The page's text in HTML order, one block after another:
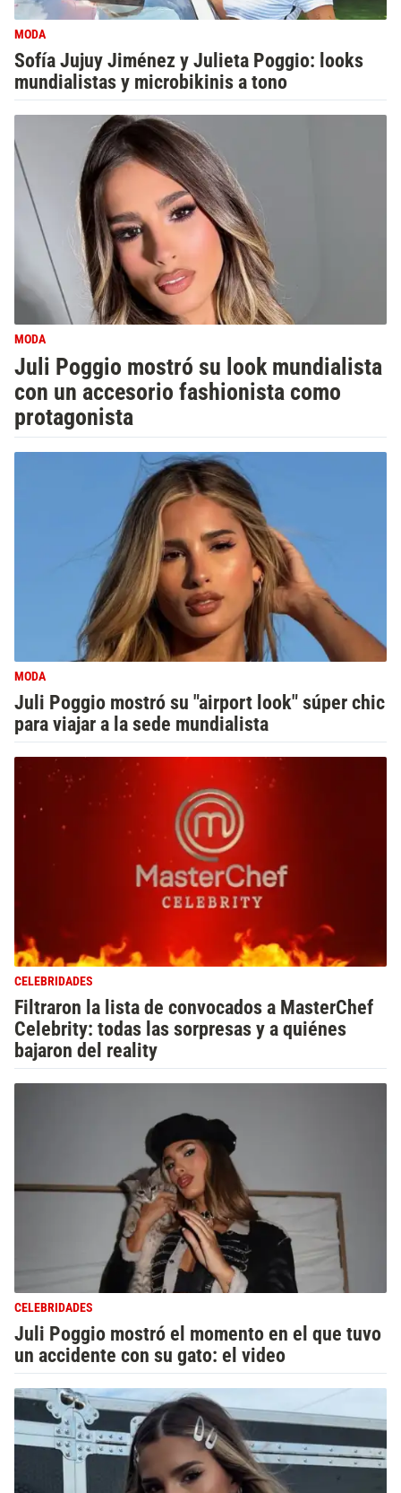
MODA
Sofía Jujuy Jiménez y Julieta Poggio: looks
mundialistas y microbikinis a tono
MODA
Juli Poggio mostró su look mundialista
con un accesorio fashionista como
protagonista
MODA
Juli Poggio mostró su "airport look" súper chic
para viajar a la sede mundialista
CELEBRIDADES
Filtraron la lista de convocados a MasterChef
Celebrity: todas las sorpresas y a quiénes
bajaron del reality
CELEBRIDADES
Juli Poggio mostró el momento en el que tuvo
un accidente con su gato: el video